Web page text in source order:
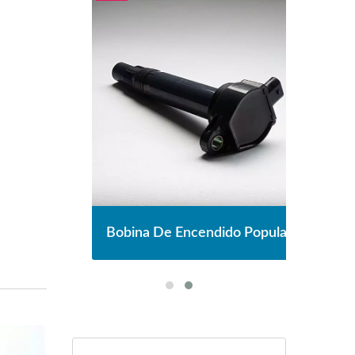
Bobina De Encendido Popular